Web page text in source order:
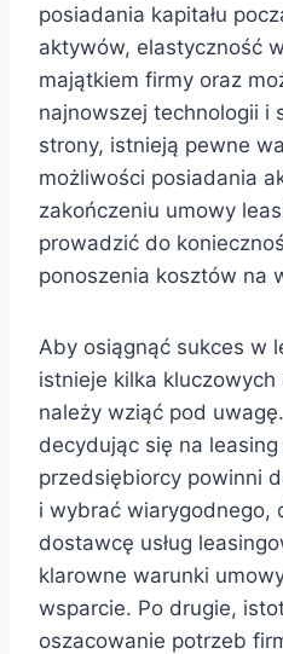
posiadania kapitału
aktywów, elastyczność
majątkiem firmy oraz
najnowszej technologii i
strony, istnieją pewne
możliwości posiadania
zakończeniu umowy
prowadzić do
ponoszenia kosztów na
Aby osiągnąć sukces w
istnieje kilka
należy wziąć pod
decydując się na leasing
przedsiębiorcy powinni
i wybrać wiarygodnego,
dostawcę usług
klarowne warunki
wsparcie. Po drugie,
oszacowanie potrzeb